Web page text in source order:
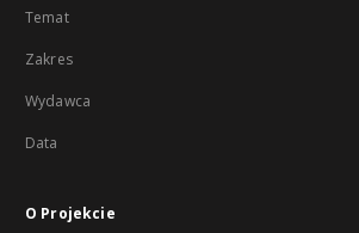
Temat
Zakres
Wydawca
Data
O Projekcie